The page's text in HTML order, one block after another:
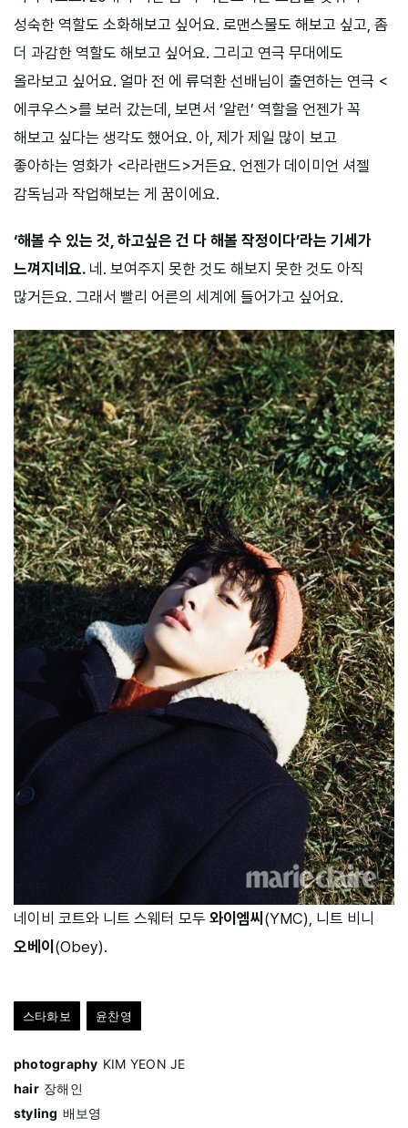
성숙한 역할도 소화해보고 싶어요. 로맨스물도 해보고 싶고, 좀
더 과감한 역할도 해보고 싶어요. 그리고 연극 무대에도
올라보고 싶어요. 얼마 전 에 류덕환 선배님이 출연하는 연극 <
에쿠우스>를 보러 갔는데, 보면서 ‘알런’ 역할을 언젠가 꼭
해보고 싶다는 생각도 했어요. 아, 제가 제일 많이 보고
좋아하는 영화가 <라라랜드>거든요. 언젠가 데이미언 셔젤
감독님과 작업해보는 게 꿈이에요.
‘해볼 수 있는 것, 하고싶은 건 다 해볼 작정이다’라는 기세가
느껴지네요. 네. 보여주지 못한 것도 해보지 못한 것도 아직
많거든요. 그래서 빨리 어른의 세계에 들어가고 싶어요.
네이비 코트와 니트 스웨터 모두 와이엠씨 (YMC), 니트 비니
오베이 (Obey).
스타화보 윤찬영
photography KIM YEON JE
hair 장해인
styling 배보영